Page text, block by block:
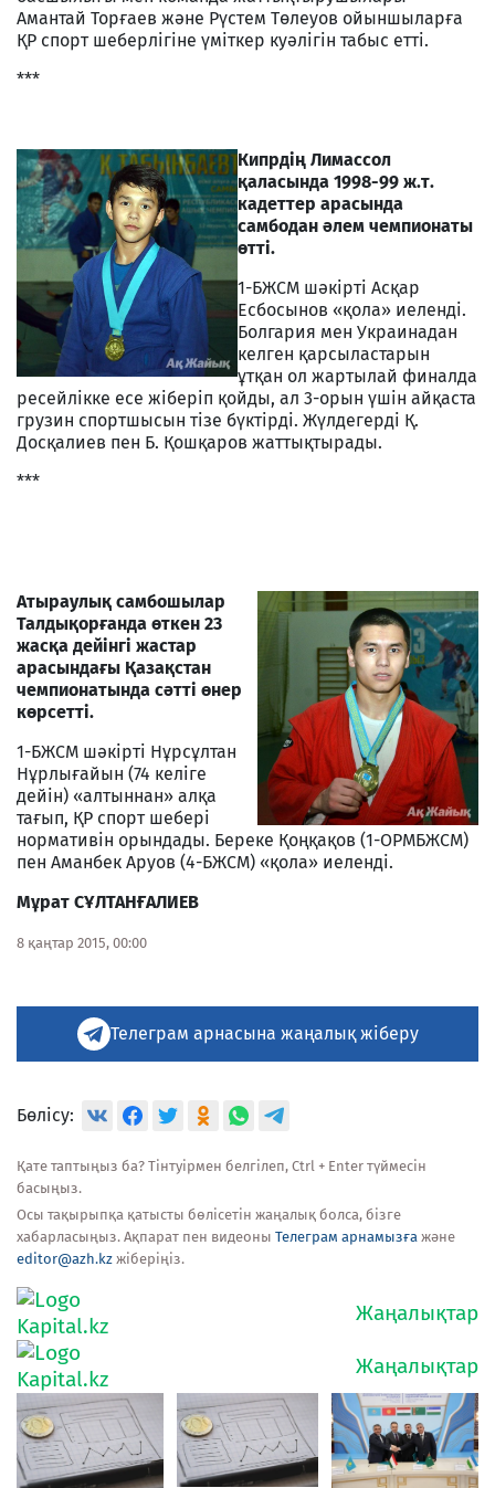
Амантай Торғаев және Рүстем Төлеуов ойыншыларға
ҚР спорт шеберлігіне үміткер куәлігін табыс етті.
***
Кипрдің Лимасcол
қаласында 1998-99 ж.т.
кадеттер арасында
самбодан әлем чемпионаты
өтті.
1-БЖСМ шәкірті Асқар
Есбосынов «қола» иеленді.
Болгария мен Украинадан
келген қарсыластарын
ұтқан ол жартылай финалда
ресейлікке есе жіберіп қойды, ал 3-орын үшін айқаста
грузин спортшысын тізе бүктірді. Жүлдегерді Қ.
Досқалиев пен Б. Қошқаров жаттықтырады.
***
Атыраулық самбошылар
Талдықорғанда өткен 23
жасқа дейінгі жастар
арасындағы Қазақстан
чемпионатында сәтті өнер
көрсетті.
1-БЖСМ шәкірті Нұрсұлтан
Нұрлығайын (74 келіге
дейін) «алтыннан» алқа
тағып, ҚР спорт шебері
нормативін орындады. Береке Қоңқақов (1-ОРМБЖСМ)
пен Аманбек Аруов (4-БЖСМ) «қола» иеленді.
Мұрат СҰЛТАНҒАЛИЕВ
8 қаңтар 2015, 00:00
Телеграм арнасына жаңалық жіберу
Бөлісу:
Қате таптыңыз ба? Тінтуірмен белгілеп, Ctrl + Enter түймесін
басыңыз.
Осы тақырыпқа қатысты бөлісетін жаңалық болса, бізге
хабарласыңыз. Ақпарат пен видеоны Телеграм арнамызға және
editor@azh.kz жіберіңіз.